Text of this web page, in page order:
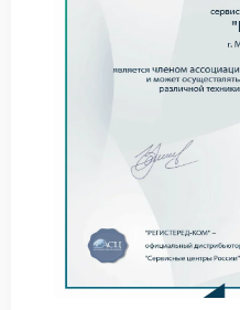
Каждый клиент
выполненных работ.
LG в Москве
оригинальных
долговечность результата.
Как
обслуживания
Мы выстроили четкий и
сотрудничества. Это
сроки выполнения
курсе всех этапов.